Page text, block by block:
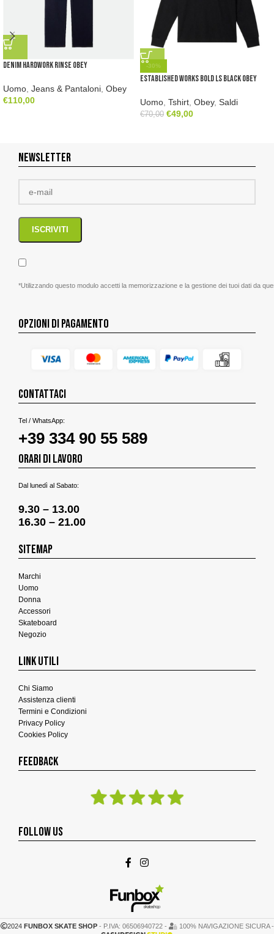
Denim Hardwork Rinse Obey
Uomo Jeans & Pantaloni Obey
€110,00
-30%
Established Works Bold LS Black Obey
Uomo Tshirt Obey, Saldi
€70,00 €49,00
NEWSLETTER
*Utilizzando questo modulo accetti la memorizzazione e la gestione dei tuoi dati da
OPZIONI DI PAGAMENTO
CONTATTACI
Tel / WhatsApp:
+39 334 90 55 589
ORARI DI LAVORO
Dal lunedì al Sabato:
9.30 – 13.00
16.30 – 21.00
SITEMAP
Marchi
Uomo
Donna
Accessori
Skateboard
Negozio
LINK UTILI
Chi Siamo
Assistenza clienti
Termini e Condizioni
Privacy Policy
Cookies Policy
FEEDBACK
FOLLOW US
2024 FUNBOX SKATE SHOP- P.IVA: 06506940722 - 100% NAVIGAZIONE SICURA -